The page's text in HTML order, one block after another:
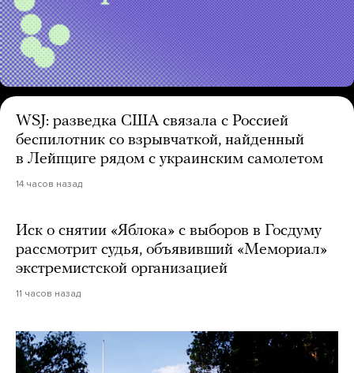
WSJ: разведка США связала с Россией
беспилотник со взрывчаткой, найденный
в Лейпциге рядом с украинским самолетом
14 часов назад
Иск о снятии «Яблока» с выборов в Госдуму
рассмотрит судья, объявивший «Мемориал»
экстремистской организацией
11 часов назад